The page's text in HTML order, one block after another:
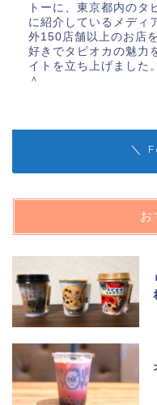
トーに、東京都内のタ
に紹介しているメディ
外150店舗以上のお店
好きでタピオカの魅力
イトを立ち上げました
＾
＼
お